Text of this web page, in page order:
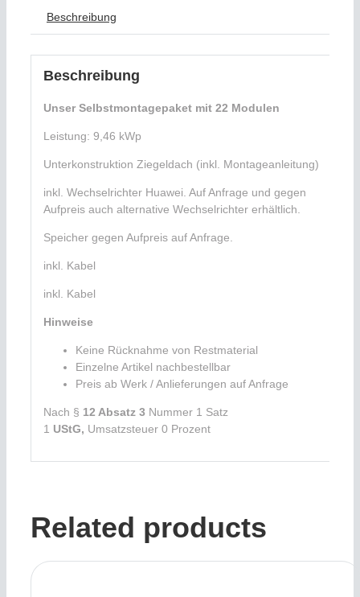
Beschreibung
Beschreibung
Unser Selbstmontagepaket mit 22 Modulen
Leistung: 9,46 kWp
Unterkonstruktion Ziegeldach (inkl. Montageanleitung)
inkl. Wechselrichter Huawei. Auf Anfrage und gegen
Aufpreis auch alternative Wechselrichter erhältlich.
Speicher gegen Aufpreis auf Anfrage.
inkl. Kabel
inkl. Kabel
Hinweise
Keine Rücknahme von Restmaterial
Einzelne Artikel nachbestellbar
Preis ab Werk / Anlieferungen auf Anfrage
Nach § 12 Absatz 3 Nummer 1 Satz
1 UStG, Umsatzsteuer 0 Prozent
Related products